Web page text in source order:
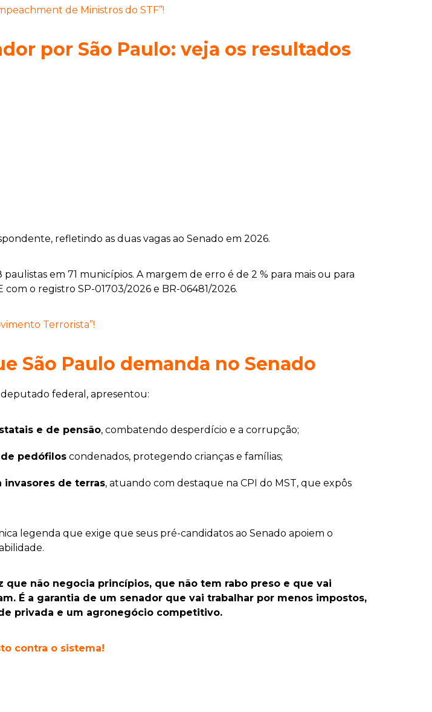
de Ministros do STF”!
por São Paulo: veja os resultados
refletindo as duas vagas ao Senado em 2026.
em 71 municípios. A margem de erro é de 2 % para mais ou para
o registro SP-01703/2026 e BR-06481/2026.
Terrorista”!
São Paulo demanda no Senado
deputado federal, apresentou:
e de pensão, combatendo desperdício e a corrupção;
pedófilos condenados, protegendo crianças e famílias;
de terras, atuando com destaque na CPI do MST, que expôs
legenda que exige que seus pré-candidatos ao Senado apoiem o
não negocia princípios, que não tem rabo preso e que vai
É a garantia de um senador que vai trabalhar por menos impostos,
privada e um agronegócio competitivo.
contra o sistema!